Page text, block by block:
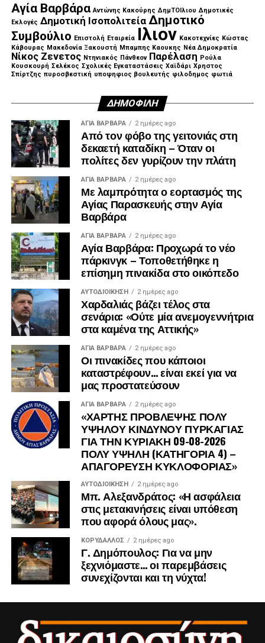
Αγία Βαρβάρα Αντώνης Κακούρης ΔημΤΟΙλιου Δημοτικές
Εκλογές Δημοτική Ισοπολιτεία Δημοτικό
Συμβούλιο Επιστολή Εταιρεία Ιλιον Κακοτεχνίες Κώστας
Κάβουρας Μακεδονία Ξακουστή Μπαμπης Καουκης Νέα Δημοκρατία
Νίκος Ζενετος Ντηνιακός Πάνθεον Παρέλαση Ρούλα
Κουσκουρή Σελέκος Σχολικές Εγκαταστάσεις Χαϊδάρι Χρηστος
Σπίρτζης πυροσβεστική υποψηφιος βουλευτής φιλοδημος φωτιά
ΔΗΜΟΦΙΛΉ
ΑΓΙΑ ΒΑΡΒΑΡΑ 2 ημέρες ago
Από τον φόβο της γειτονιάς στη
δεκαετή καταδίκη – Όταν οι
πολίτες δεν γυρίζουν την πλάτη
ΑΓΙΑ ΒΑΡΒΑΡΑ 2 ημέρες ago
Με λαμπρότητα ο εορτασμός της
Αγίας Παρασκευής στην Αγία
Βαρβάρα
ΑΓΙΑ ΒΑΡΒΑΡΑ 2 ημέρες ago
Αγία Βαρβάρα: Προχωρά το νέο
πάρκινγκ – Τοποθετήθηκε η
επίσημη πινακίδα στο οικόπεδο
ΑΥΤΟΔΙΟΊΚΗΣΗ 2 ημέρες ago
Χαρδαλιάς βάζει τέλος στα
σενάρια: «Ούτε μία ανεμογεννήτρια
στα καμένα της Αττικής»
ΑΓΙΑ ΒΑΡΒΑΡΑ 2 ημέρες ago
Οι πινακίδες που κάποιοι
καταστρέφουν… είναι εκεί για να
μας προστατεύσουν
ΑΓΙΑ ΒΑΡΒΑΡΑ 2 ημέρες ago
«ΧΑΡΤΗΣ ΠΡΟΒΛΕΨΗΣ ΠΟΛΥ
ΥΨΗΛΟΥ ΚΙΝΔΥΝΟΥ ΠΥΡΚΑΓΙΑΣ
ΓΙΑ ΤΗΝ ΚΥΡΙΑΚΗ 09-08-2026
ΠΟΛΥ ΥΨΗΛΗ (ΚΑΤΗΓΟΡΙΑ 4) –
ΑΠΑΓΟΡΕΥΣΗ ΚΥΚΛΟΦΟΡΙΑΣ»
ΑΥΤΟΔΙΟΊΚΗΣΗ 2 ημέρες ago
Μπ. Αλεξανδράτος: «Η ασφάλεια
στις μετακινήσεις είναι υπόθεση
που αφορά όλους μας».
ΚΟΡΥΔΑΛΛΟΣ 2 ημέρες ago
Γ. Δημόπουλος: Για να μην
ξεχνιόμαστε… οι παρεμβάσεις
συνεχίζονται και τη νύχτα!